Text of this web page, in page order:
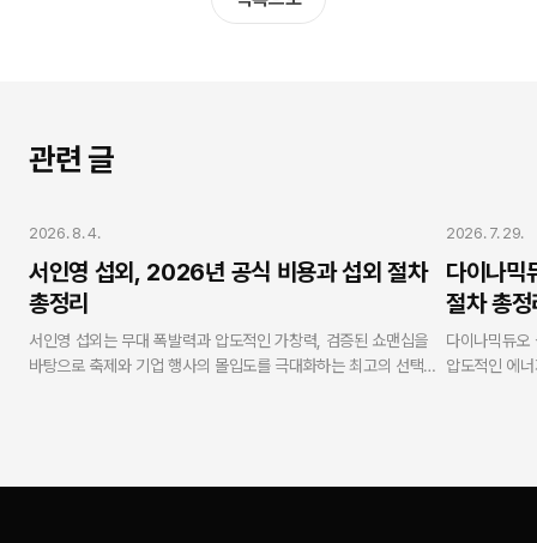
관련 글
2026. 8. 4.
서인영 섭외, 2026년 공식 비용과 섭외 절차
총정리
서인영 섭외는 무대 폭발력과 압도적인 가창력, 검증된 쇼맨십을
바탕으로 축제와 기업 행사의 몰입도를 극대화하는 최고의 선택입
2026. 7. 29.
다이나믹
절차 총정
다이나믹듀오
압도적인 에
현수 대표가